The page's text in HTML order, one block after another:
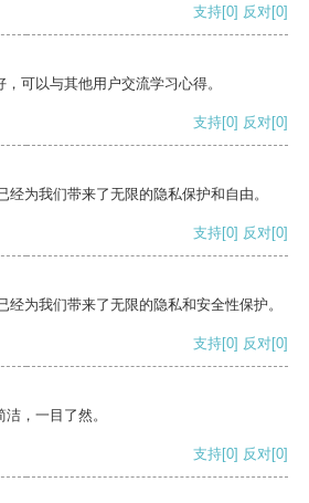
支持[0] 反对[0]
可以与其他用户交流学习心得。
支持[0] 反对[0]
为我们带来了无限的隐私保护和自由。
支持[0] 反对[0]
为我们带来了无限的隐私和安全性保护。
支持[0] 反对[0]
，一目了然。
支持[0] 反对[0]